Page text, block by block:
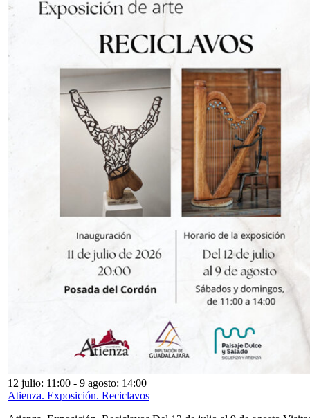
12 julio: 11:00 - 9 agosto: 14:00
Atienza. Exposición. Reciclavos